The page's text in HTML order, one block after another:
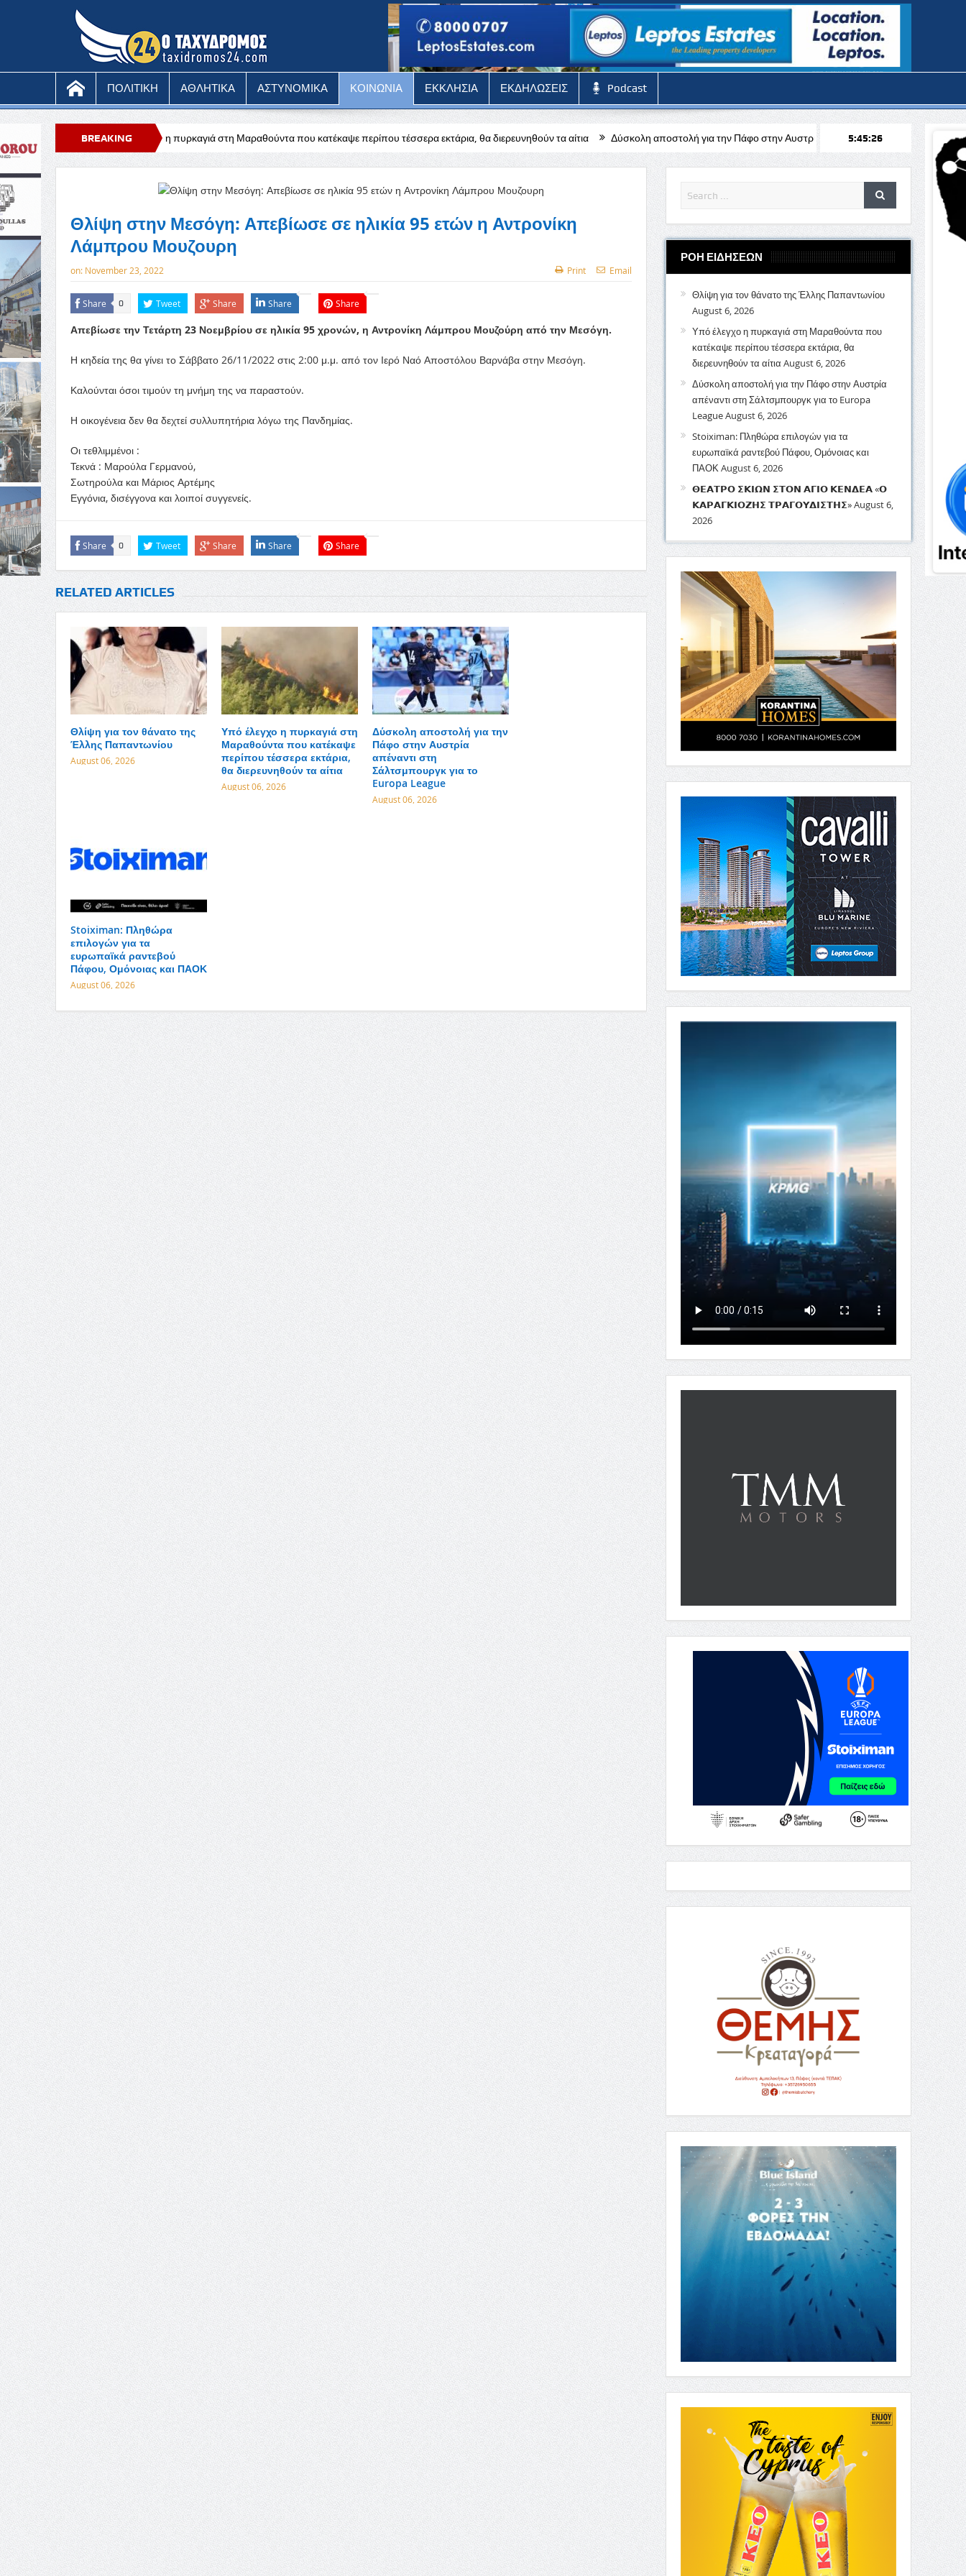
ΠΟΛΙΤΙΚΗ ΑΘΛΗΤΙΚΑ ΑΣΤΥΝΟΜΙΚΑ ΚΟΙΝΩΝΙΑ ΕΚΚΛΗΣΙΑ ΕΚΔΗΛΩΣΕΙΣ Podcast
BREAKING
NEWS
Υπό έλεγχο η πυρκαγιά στη Μαραθούντα που κατέκαψε περίπου τέσσερα εκτάρια, θα διερευνηθούν τα αίτια Δύσκολη αποστολή για την Πάφο στην Αυστρία απέναντι στη Σάλτσμπουργκ για το Europa League
5:45:28
Θλίψη στην Μεσόγη: Απεβίωσε σε ηλικία 95 ετών η Αντρονίκη
Λάμπρου Μουζουρη
on: November 23, 2022 Print Email
Share 0 Tweet Share Share Share
Απεβίωσε την Τετάρτη 23 Νοεμβρίου σε ηλικία 95 χρονών, η Αντρονίκη Λάμπρου Μουζούρη από την Μεσόγη.
Η κηδεία της θα γίνει το Σάββατο 26/11/2022 στις 2:00 μ.μ. από τον Ιερό Ναό Αποστόλου Βαρνάβα στην Μεσόγη.
Καλούνται όσοι τιμούν τη μνήμη της να παραστούν.
Η οικογένεια δεν θα δεχτεί συλλυπητήρια λόγω της Πανδημίας.
Οι τεθλιμμένοι :
Τεκνά : Μαρούλα Γερμανού,
Σωτηρούλα και Μάριος Αρτέμης
Εγγόνια, δισέγγονα και λοιποί συγγενείς.
Share 0 Tweet Share Share Share
RELATED ARTICLES
Θλίψη για τον θάνατο της
Έλλης Παπαντωνίου
August 06, 2026
Υπό έλεγχο η πυρκαγιά στη
Μαραθούντα που κατέκαψε
περίπου τέσσερα εκτάρια,
θα διερευνηθούν τα αίτια
August 06, 2026
Δύσκολη αποστολή για την
Πάφο στην Αυστρία
απέναντι στη
Σάλτσμπουργκ για το
Europa League
August 06, 2026
Stoiximan: Πληθώρα
επιλογών για τα
ευρωπαϊκά ραντεβού
Πάφου, Ομόνοιας και ΠΑΟΚ
August 06, 2026
ΡΟΗ ΕΙΔΗΣΕΩΝ
Θλίψη για τον θάνατο της Έλλης Παπαντωνίου
August 6, 2026
Υπό έλεγχο η πυρκαγιά στη Μαραθούντα που
κατέκαψε περίπου τέσσερα εκτάρια, θα
διερευνηθούν τα αίτια August 6, 2026
Δύσκολη αποστολή για την Πάφο στην Αυστρία
απέναντι στη Σάλτσμπουργκ για το Europa
LeagueAugust 6, 2026
Stoiximan: Πληθώρα επιλογών για τα
ευρωπαϊκά ραντεβού Πάφου, Ομόνοιας και
ΠΑΟΚAugust 6, 2026
𝝝𝝚𝝖𝝩𝝦𝝤 𝝨𝝟𝝞𝝮𝝢 𝝨𝝩𝝤𝝢 𝝖𝝘𝝞𝝤 𝝟𝝚𝝢𝝙𝝚𝝖 «𝝤
𝝟𝝖𝝦𝝖𝝘𝝟𝝞𝝤𝝛𝝜𝝨 𝝩𝝦𝝖𝝘𝝤𝝪𝝙𝝞𝝨𝝩𝝜𝝨»August 6,
2026